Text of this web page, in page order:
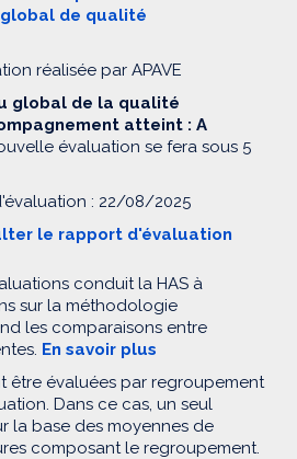
de qualité
réalisée par APAVE
global de la qualité
atteint : A
évaluation se fera sous 5
: 22/08/2025
le rapport d'évaluation
conduit la HAS à
sur la méthodologie
les comparaisons entre
En savoir plus
être évaluées par regroupement
Dans ce cas, un seul
la base des moyennes de
composant le regroupement.